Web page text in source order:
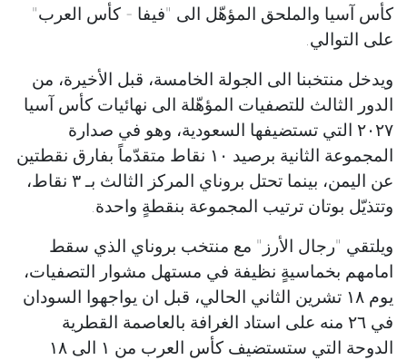
كأس آسيا والملحق المؤهّل الى "فيفا - كأس العرب"
على التوالي.
ويدخل منتخبنا الى الجولة الخامسة، قبل الأخيرة، من
الدور الثالث للتصفيات المؤهّلة الى نهائيات كأس آسيا
٢٠٢٧ التي تستضيفها السعودية، وهو في صدارة
المجموعة الثانية برصيد ١٠ نقاط متقدّماً بفارق نقطتين
عن اليمن، بينما تحتل بروناي المركز الثالث بـ ٣ نقاط،
وتتذيّل بوتان ترتيب المجموعة بنقطةٍ واحدة.
ويلتقي "رجال الأرز" مع منتخب بروناي الذي سقط
امامهم بخماسيةٍ نظيفة في مستهل مشوار التصفيات،
يوم ١٨ تشرين الثاني الحالي، قبل ان يواجهوا السودان
في ٢٦ منه على استاد الغرافة بالعاصمة القطرية
الدوحة التي ستستضيف كأس العرب من ١ الى ١٨